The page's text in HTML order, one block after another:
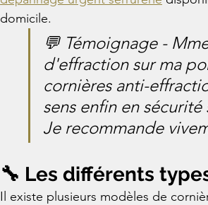
domicile.
💬 Témoignage -
d'effraction sur ma
cornières anti-
sens enfin en
Je recommande
🔧 Les différents
Il existe plusieurs modèles de